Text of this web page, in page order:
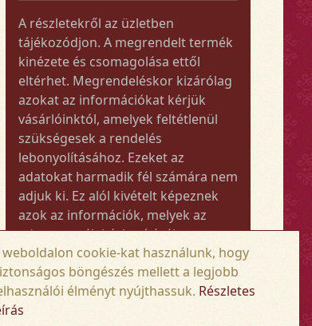
A részletekről az üzletben
tájékozódjon. A megrendelt termék
kinézete és csomagolása ettől
eltérhet. Megrendeléskor kizárólag
azokat az információkat kérjük
vásárlóinktól, amelyek feltétlenül
szükségesek a rendelés
lebonyolításához. Ezeket az
adatokat harmadik fél számára nem
adjuk ki. Ez alól kivételt képeznek
azok az információk, melyek az
adott termék kézbesítéséhez vagy
kiszállításához szükségesek.
Amennyiben a megrendelt termék
összege meghaladja az 50.000 Ft-ot,
weboldalon cookie-kat használunk, hogy
böngészés mellett a legjobb
élményt nyújthassuk. Részletes